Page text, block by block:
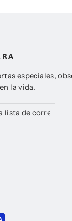
especiales,
la vida.